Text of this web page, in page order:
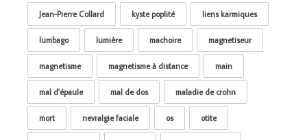
Jean-Pierre Collard kyste poplité liens karmiques
lumbago lumière machoire magnetiseur
magnetisme magnetisme à distance main
mal d'épaule mal de dos maladie de crohn
mort nevralgie faciale os otite